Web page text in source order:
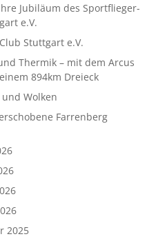
Jubiläum des Sportflieger-
e.V.
Stuttgart e.V.
Thermik – mit dem Arcus
894km Dreieck
Wolken
Farrenberg
2025